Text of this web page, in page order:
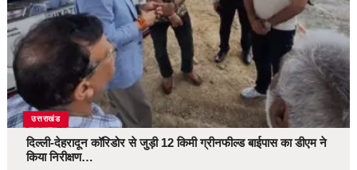
उत्तराखंड
दिल्ली-देहरादून कॉरिडोर से जुड़ी 12 किमी ग्रीनफील्ड बाईपास का डीएम ने
किया निरीक्षण…